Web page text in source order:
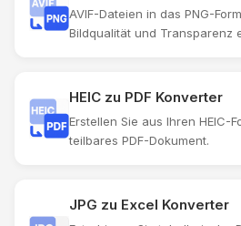
AVIF-Dateien in das PNG-
Bildqualität und Transparenz
HEIC zu PDF Konverter
Erstellen Sie aus Ihren HEIC-
teilbares PDF-Dokument.
JPG zu Excel Konverter